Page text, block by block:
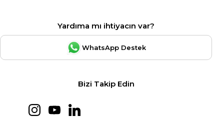
Yardıma mı ihtiyacın var?
WhatsApp Destek
Bizi Takip Edin